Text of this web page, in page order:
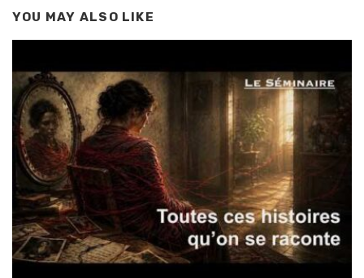
YOU MAY ALSO LIKE